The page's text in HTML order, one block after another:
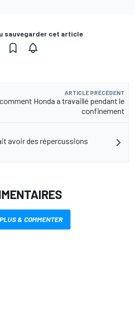
sauvegarder cet article
ARTICLE PRÉCÉDENT
Honda a travaillé pendant le
confinement
avoir des répercussions
& COMMENTER